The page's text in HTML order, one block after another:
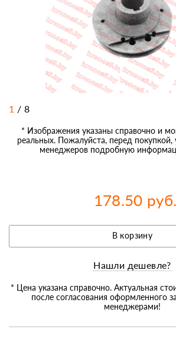
1 / 8
* Изображения указаны справочно и
реальных. Пожалуйста, перед покупкой,
менеджеров подробную
178.50 руб.
В корзину
Нашли дешевле?
* Цена указана справочно. Актуальная
после согласования оформленного
менеджерами!